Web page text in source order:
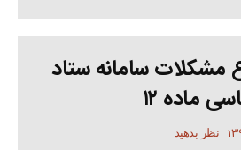
مشکلات سامانه ستاد
ماده ۱۲
نظر بدهید